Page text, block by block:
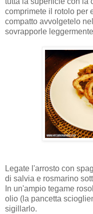
comprimete il rotolo per
compatto avvolgetelo
sovrapporle
Legate l'arrosto con
di salvia e rosmarino
In un'ampio tegame
olio (la pancetta
sigillarlo.